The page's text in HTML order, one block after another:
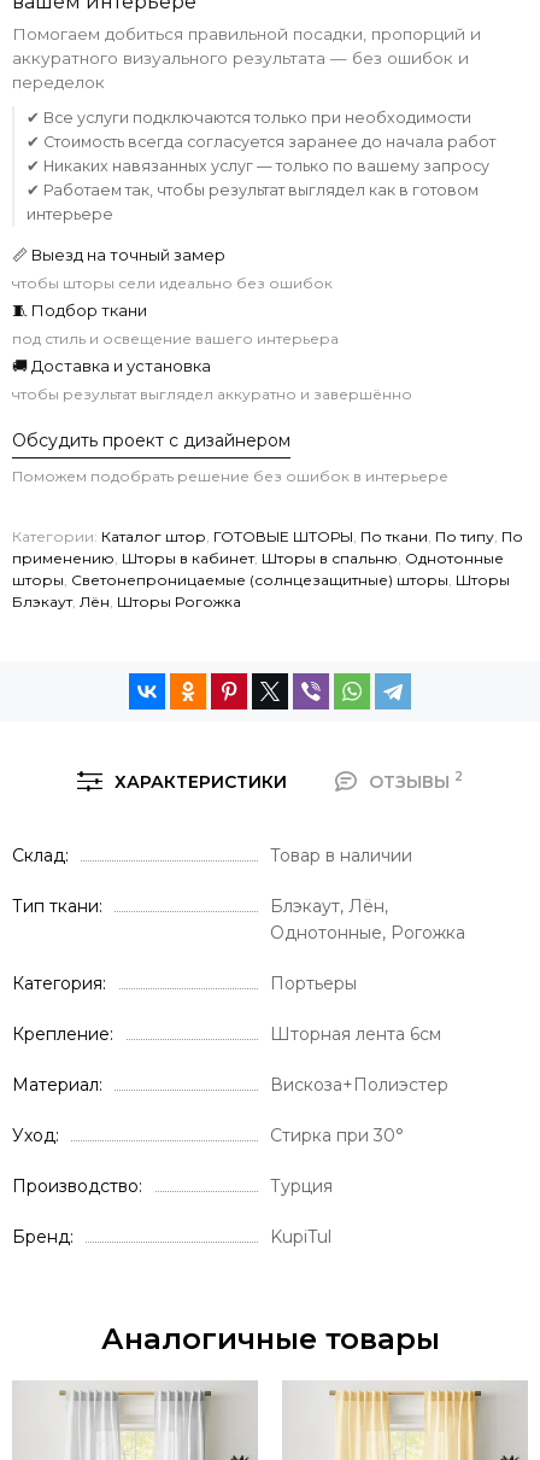
Помогаем добиться правильной посадки, пропорций и
аккуратного визуального результата — без ошибок и
переделок
✔ Все услуги подключаются только при необходимости
✔ Стоимость всегда согласуется заранее до начала работ
✔ Никаких навязанных услуг — только по вашему запросу
✔ Работаем так, чтобы результат выглядел как в готовом
интерьере
📏 Выезд на точный замер
чтобы шторы сели идеально без ошибок
🧵 Подбор ткани
под стиль и освещение вашего интерьера
🚚 Доставка и установка
чтобы результат выглядел аккуратно и завершённо
Обсудить проект с дизайнером
Поможем подобрать решение без ошибок в интерьере
Категории: Каталог штор ГОТОВЫЕ ШТОРЫ По ткани По типу По
применению Шторы в кабинет, Шторы в спальню Однотонные
шторы Светонепроницаемые (солнцезащитные) шторы Шторы
Блэкаут, Лён Шторы Рогожка
ХАРАКТЕРИСТИКИ ОТЗЫВЫ 2
Склад Товар в наличии
Тип ткани
Блэкаут, Лён,
Однотонные, Рогожка
Категория Портьеры
Крепление Шторная лента 6см
Материал Вискоза+Полиэстер
Уход Стирка при 30°
Производство Турция
Бренд KupiTul
Аналогичные товары